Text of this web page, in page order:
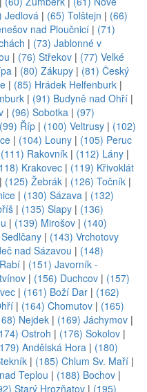
Jedlová | (65) Tolštejn | (66)
nad Ploučnicí | (71)
| (73) Jablonné v
| (76) Střekov | (77) Velké
| (80) Zákupy | (81) Český
| (85) Hrádek Helfenburk |
| (91) Budyně nad Ohří |
| (96) Sobotka | (97)
(99) Říp | (100) Veltrusy | (102)
| (104) Louny | (105) Peruc
(111) Rakovník | (112) Lány |
Krakovec | (119) Křivoklát
| (125) Žebrák | (126) Točník |
| (130) Sázava | (132)
| (135) Slapy | (136)
| (139) Mirošov | (140)
| (143) Vrchotovy
nad Sázavou | (148)
| (151) Javorník -
| (156) Duchcov | (157)
| (161) Boží Dar | (162)
| (164) Chomutov | (165)
Nejdek | (169) Jáchymov |
Ostroh | (176) Sokolov |
Andělská Hora | (180)
| (185) Chlum Sv. Maří |
Teplou | (188) Bochov |
Starý Hrozňatov | (195)